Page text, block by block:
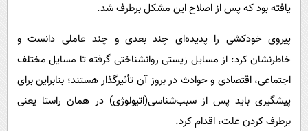
یافته بود که پس از اصلاح این مشکل برطرف شد.
پیروی خودکشی را پدیده‌ای چند بعدی و چند عاملی دانست و
خاطرنشان کرد: از مسایل زیستی روانشناختی گرفته تا مسایل مختلف
اجتماعی، اقتصادی و حوادث در بروز آن تأثیرگذار هستند؛ بنابراین برای
پیشگیری باید پس از سبب‌شناسی(اتیولوژی) در همان راستا یعنی
برطرف کردن علت، اقدام کرد.